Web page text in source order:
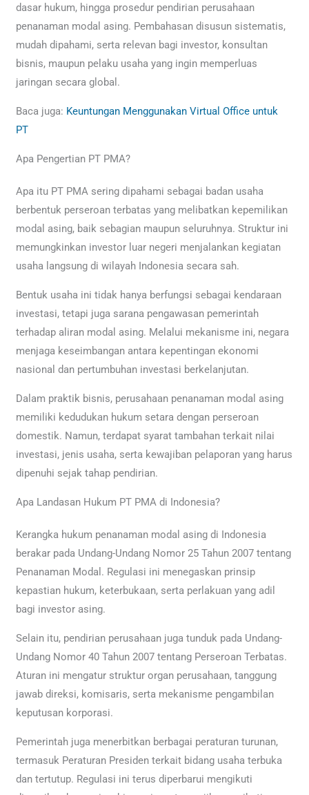
dasar hukum, hingga prosedur pendirian perusahaan
penanaman modal asing. Pembahasan disusun sistematis,
mudah dipahami, serta relevan bagi investor, konsultan
bisnis, maupun pelaku usaha yang ingin memperluas
jaringan secara global.
Baca juga: Keuntungan Menggunakan Virtual Office untuk
PT
Apa Pengertian PT PMA?
Apa itu PT PMA sering dipahami sebagai badan usaha
berbentuk perseroan terbatas yang melibatkan kepemilikan
modal asing, baik sebagian maupun seluruhnya. Struktur ini
memungkinkan investor luar negeri menjalankan kegiatan
usaha langsung di wilayah Indonesia secara sah.
Bentuk usaha ini tidak hanya berfungsi sebagai kendaraan
investasi, tetapi juga sarana pengawasan pemerintah
terhadap aliran modal asing. Melalui mekanisme ini, negara
menjaga keseimbangan antara kepentingan ekonomi
nasional dan pertumbuhan investasi berkelanjutan.
Dalam praktik bisnis, perusahaan penanaman modal asing
memiliki kedudukan hukum setara dengan perseroan
domestik. Namun, terdapat syarat tambahan terkait nilai
investasi, jenis usaha, serta kewajiban pelaporan yang harus
dipenuhi sejak tahap pendirian.
Apa Landasan Hukum PT PMA di Indonesia?
Kerangka hukum penanaman modal asing di Indonesia
berakar pada Undang-Undang Nomor 25 Tahun 2007 tentang
Penanaman Modal. Regulasi ini menegaskan prinsip
kepastian hukum, keterbukaan, serta perlakuan yang adil
bagi investor asing.
Selain itu, pendirian perusahaan juga tunduk pada Undang-
Undang Nomor 40 Tahun 2007 tentang Perseroan Terbatas.
Aturan ini mengatur struktur organ perusahaan, tanggung
jawab direksi, komisaris, serta mekanisme pengambilan
keputusan korporasi.
Pemerintah juga menerbitkan berbagai peraturan turunan,
termasuk Peraturan Presiden terkait bidang usaha terbuka
dan tertutup. Regulasi ini terus diperbarui mengikuti